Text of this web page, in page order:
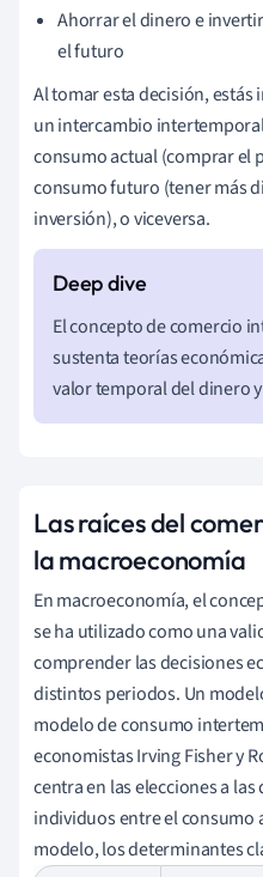
Ahorrar el dinero e
el futuro
Al tomar esta decisión,
un intercambio
consumo actual (comprar el
consumo futuro (tener más
inversión), o viceversa.
El concepto de comercio
sustenta teorías
valor temporal del dinero
Las raíces del
la macroeconomía
En macroeconomía, el
se ha utilizado como una
comprender las decisiones
distintos periodos. Un
modelo de consumo
economistas Irving Fisher y
centra en las elecciones a
individuos entre el consumo
modelo, los determinantes